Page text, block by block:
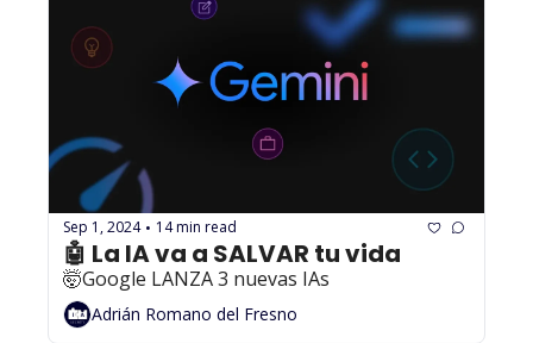
Sep 1, 2024 • 14 min read
🤖 La IA va a SALVAR tu vida
🤯Google LANZA 3 nuevas IAs
Adrián Romano del Fresno